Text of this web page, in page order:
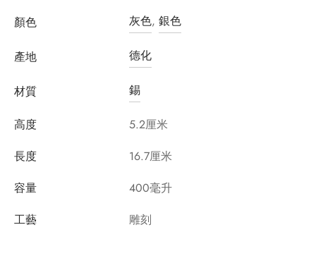
顏色 灰色, 銀色
產地 德化
材質 錫
高度
5.2厘米
長度
16.7厘米
容量
400毫升
工藝
雕刻